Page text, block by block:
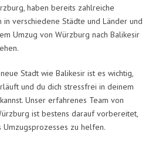
haben bereits zahlreiche
in verschiedene Städte und Länder und
Umzug von Würzburg nach Balikesir
Stadt wie Balikesir ist es wichtig,
und du dich stressfrei in deinem
Unser erfahrenes Team von
ist bestens darauf vorbereitet,
zu helfen.